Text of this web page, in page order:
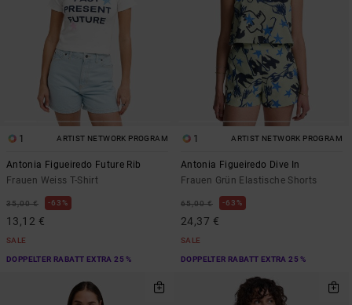
1 ARTIST NETWORK PROGRAM
Antonia Figueiredo Future Rib
Frauen Weiss T-Shirt
35,00 € 63%
13,12 €
SALE
DOPPELTER RABATT EXTRA 25 %
1 ARTIST NETWORK PROGRAM
Antonia Figueiredo Dive In
Frauen Grün Elastische Shorts
65,00 € 63%
24,37 €
SALE
DOPPELTER RABATT EXTRA 25 %